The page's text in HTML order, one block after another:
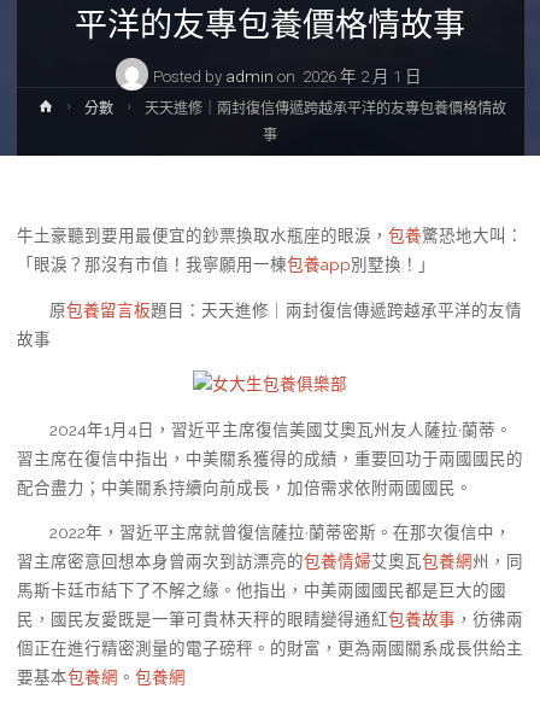
平洋的友專包養價格情故事
Posted by admin on 2026 年 2 月 1 日
Home分數
天天進修｜兩封復信傳遞跨越承平洋的友專包養價格情故
事
牛土豪聽到要用最便宜的鈔票換取水瓶座的眼淚， 包養驚恐地大叫：
「眼淚？那沒有市值！我寧願用一棟包養app別墅換！」
原包養留言板題目：天天進修｜兩封復信傳遞跨越承平洋的友情
故事
女大生包養俱樂部
2024年1月4日，習近平主席復信美國艾奧瓦州友人薩拉·蘭蒂。
習主席在復信中指出，中美關系獲得的成績，重要回功于兩國國民的
配合盡力；中美關系持續向前成長，加倍需求依附兩國國民。
2022年，習近平主席就曾復信薩拉·蘭蒂密斯。在那次復信中，
習主席密意回想本身曾兩次到訪漂亮的包養情婦艾奧瓦包養網州，同
馬斯卡廷市結下了不解之緣。他指出，中美兩國國民都是巨大的國
民，國民友愛既是一筆可貴林天秤的眼睛變得通紅包養故事 ，彷彿兩
個正在進行精密測量的電子磅秤。的財富，更為兩國關系成長供給主
要基本包養網 。 包養網